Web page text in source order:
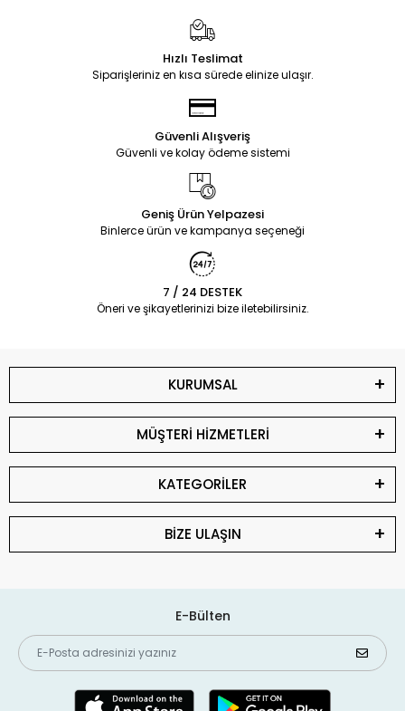
Hızlı Teslimat
Siparişleriniz en kısa sürede elinize ulaşır.
Güvenli Alışveriş
Güvenli ve kolay ödeme sistemi
Geniş Ürün Yelpazesi
Binlerce ürün ve kampanya seçeneği
7 / 24 DESTEK
Öneri ve şikayetlerinizi bize iletebilirsiniz.
KURUMSAL
MÜŞTERİ HİZMETLERİ
KATEGORİLER
BİZE ULAŞIN
E-Bülten